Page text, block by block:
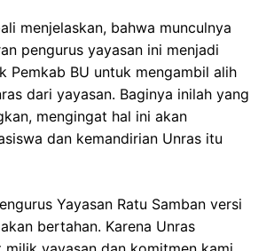
menjelaskan, bahwa munculnya
pengurus yayasan ini menjadi
Pemkab BU untuk mengambil alih
dari yayasan. Baginya inilah yang
mengingat hal ini akan
dan kemandirian Unras itu
Yayasan Ratu Samban versi
bertahan. Karena Unras